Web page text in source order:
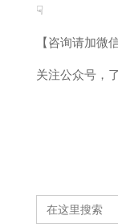
☟
【咨询请加微
关注公众号，
Search
for: